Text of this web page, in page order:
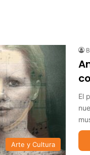
Arte y Cultura
El